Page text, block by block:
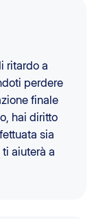
ritardo a
perdere
finale
hai diritto
sia
aiuterà a